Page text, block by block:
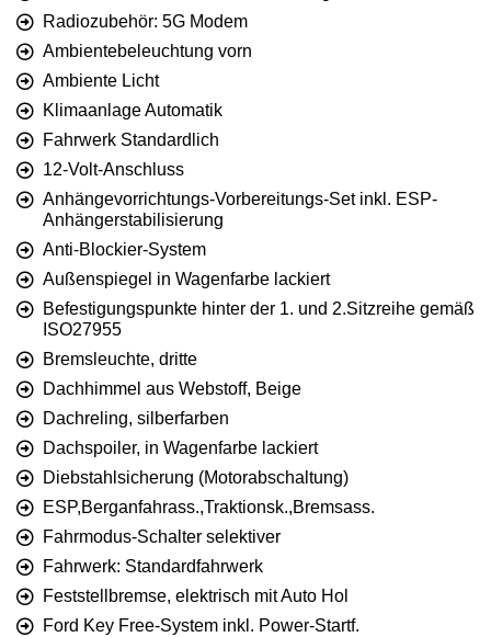
Radiozubehör: 5G Modem
Ambientebeleuchtung vorn
Ambiente Licht
Klimaanlage Automatik
Fahrwerk Standardlich
12-Volt-Anschluss
Anhängevorrichtungs-Vorbereitungs-Set inkl. ESP-
Anhängerstabilisierung
Anti-Blockier-System
Außenspiegel in Wagenfarbe lackiert
Befestigungspunkte hinter der 1. und 2.Sitzreihe gemäß
ISO27955
Bremsleuchte, dritte
Dachhimmel aus Webstoff, Beige
Dachreling, silberfarben
Dachspoiler, in Wagenfarbe lackiert
Diebstahlsicherung (Motorabschaltung)
ESP,Berganfahrass.,Traktionsk.,Bremsass.
Fahrmodus-Schalter selektiver
Fahrwerk: Standardfahrwerk
Feststellbremse, elektrisch mit Auto Hol
Ford Key Free-System inkl. Power-Startf.